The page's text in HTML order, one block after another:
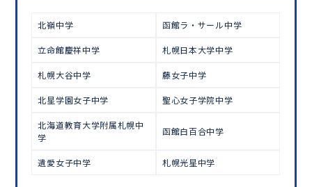
北嶺中学 函館ラ・サール中学
立命館慶祥中学 札幌日本大学中学
札幌大谷中学 藤女子中学
北星学園女子中学 聖心女子学院中学
北海道教育大学附属札幌中
学
函館白百合中学
遺愛女子中学 札幌光星中学